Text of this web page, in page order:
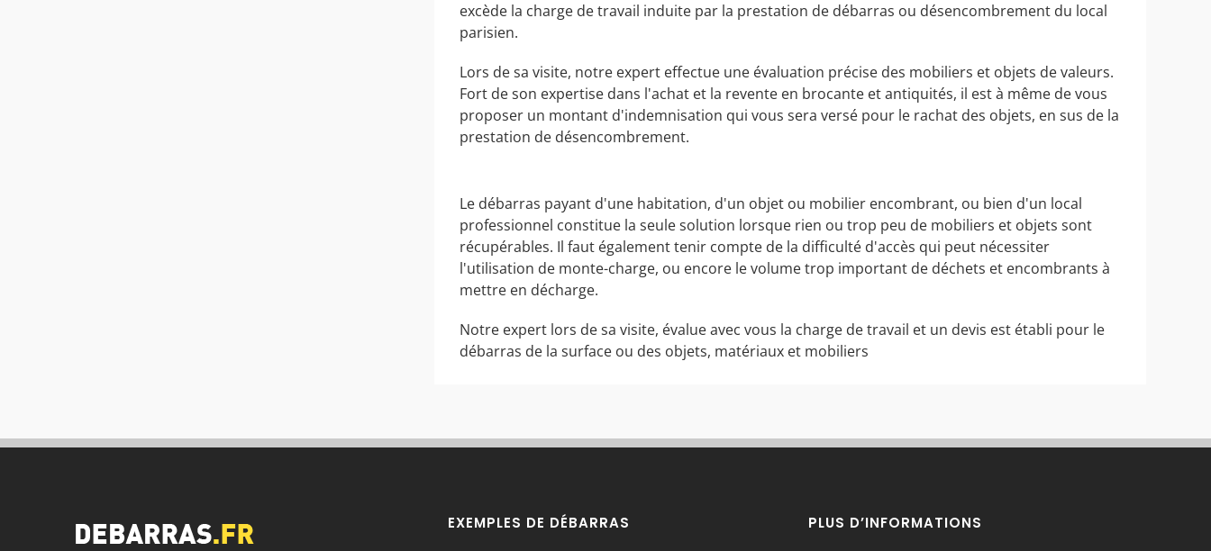
excède la charge de travail induite par la prestation de débarras ou désencombrement du local
parisien.
Lors de sa visite, notre expert effectue une évaluation précise des mobiliers et objets de valeurs.
Fort de son expertise dans l'achat et la revente en brocante et antiquités, il est à même de vous
proposer un montant d'indemnisation qui vous sera versé pour le rachat des objets, en sus de la
prestation de désencombrement.
Le débarras payant d'une habitation, d'un objet ou mobilier encombrant, ou bien d'un local
professionnel constitue la seule solution lorsque rien ou trop peu de mobiliers et objets sont
récupérables. Il faut également tenir compte de la difficulté d'accès qui peut nécessiter
l'utilisation de monte-charge, ou encore le volume trop important de déchets et encombrants à
mettre en décharge.
Notre expert lors de sa visite, évalue avec vous la charge de travail et un devis est établi pour le
débarras de la surface ou des objets, matériaux et mobiliers
EXEMPLES DE DÉBARRAS PLUS D’INFORMATIONS